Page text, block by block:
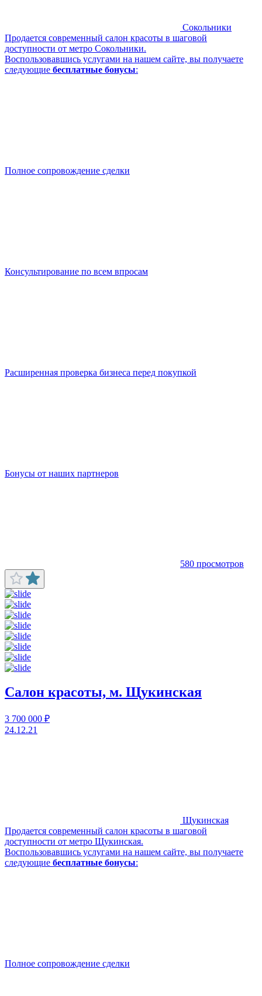
Сокольники
Продается современный салон красоты в шаговой
доступности от метро Сокольники.
Воспользовавшись услугами на нашем сайте, вы получаете
следующие бесплатные бонусы:
Полное сопровождение сделки
Консультирование по всем впросам
Расширенная проверка бизнеса перед покупкой
Бонусы от наших партнеров
580 просмотров
Салон красоты, м. Щукинская
3 700 000 ₽
24.12.21
Щукинская
Продается современный салон красоты в шаговой
доступности от метро Щукинская.
Воспользовавшись услугами на нашем сайте, вы получаете
следующие бесплатные бонусы:
Полное сопровождение сделки